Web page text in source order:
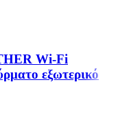
Wi-Fi
εξωτερικό